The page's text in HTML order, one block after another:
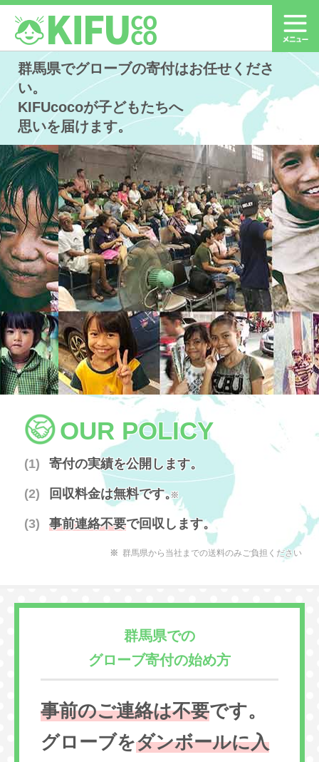
群馬県でグローブの寄付はお任せくださ
い。
KIFUcocoが子どもたちへ
思いを届けます。
OUR POLICY
寄付の実績を公開します。
回収料金は無料です。
※
事前連絡不要で回収します。
群馬県から当社までの送料のみご負担ください
群馬県での
グローブ寄付の始め方
事前のご連絡は不要です。
グローブをダンボールに入